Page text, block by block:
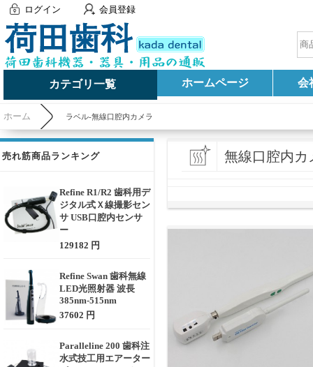
ログイン 会員登録
カテゴリ一覧 ホームページ 会
ホーム ラベル-無線口腔内カメラ
売れ筋商品ランキング
Refine R1/R2 歯科用デ
ジタル式Ｘ線撮影セン
サ USB口腔内センサ
ー
129182 円
Refine Swan 歯科無線
LED光照射器 波長
385nm-515nm
37602 円
Paralleline 200 歯科注
水式技工用エアーター
無線口腔内カ